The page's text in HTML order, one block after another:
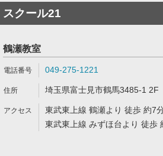
スクール21
鶴瀬教室
049-275-1221
埼玉県富士見市鶴馬3485-1 2F
東武東上線 鶴瀬より 徒歩 約7
東武東上線 みずほ台より 徒歩